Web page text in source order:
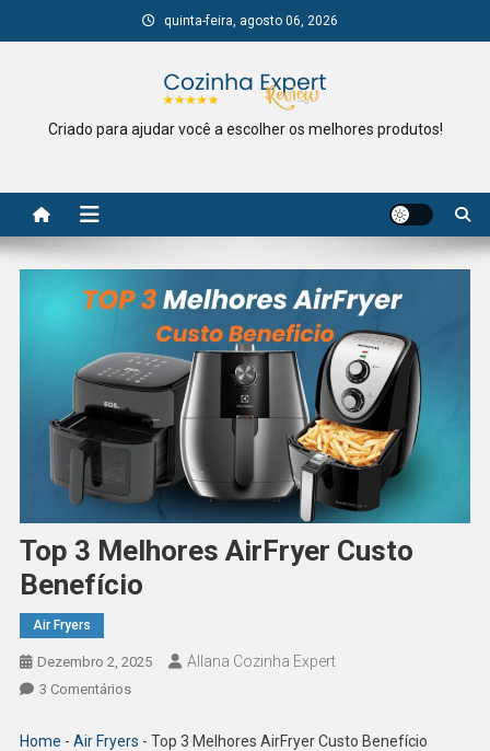
to
quinta-feira, agosto 06, 2026
Criado para ajudar você a escolher os melhores produtos!
Top 3 Melhores AirFryer Custo
Benefício
Air Fryers
Dezembro 2, 2025 Allana Cozinha Expert
3 ComentáriosEm
3
Home - Air Fryers - Top 3 Melhores AirFryer Custo Benefício